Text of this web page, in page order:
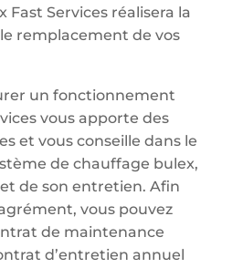
Fast Services réalisera la
remplacement de vos
un fonctionnement
vous apporte des
et vous conseille dans le
de chauffage bulex,
de son entretien. Afin
vous pouvez
de maintenance
d’entretien annuel